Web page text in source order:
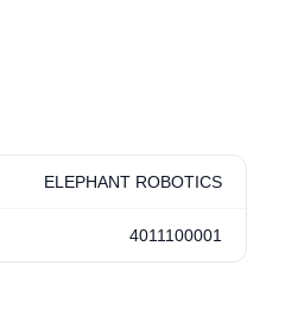
ELEPHANT ROBOTICS
4011100001